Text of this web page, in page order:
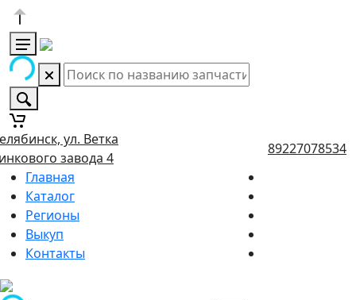
ул. Ветка
завода 4
89227078534
Главная
Каталог
Регионы
Выкуп
Контакты